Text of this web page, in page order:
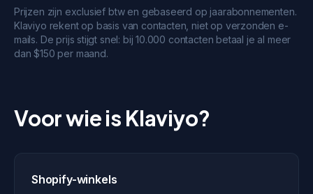
Prijzen zijn exclusief btw en gebaseerd op jaarabonnementen.
Klaviyo rekent op basis van contacten, niet op verzonden e-
mails. De prijs stijgt snel: bij 10.000 contacten betaal je al meer
dan $150 per maand.
Voor wie is Klaviyo?
Shopify-winkels